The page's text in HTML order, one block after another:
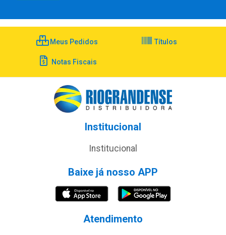
Meus Pedidos Títulos
Notas Fiscais
Institucional
Institucional
Baixe já nosso APP
Atendimento